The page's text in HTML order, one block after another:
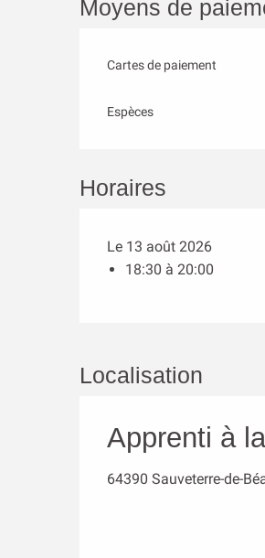
Moyens de
Cartes de paiement
Espèces
Horaires
Le 13 août 2026
18:30 à 20:00
Localisation
Apprenti à
64390 Sauveterre-de-